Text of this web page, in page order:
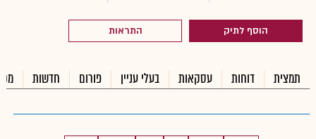
הוסף לתיק התראות
תמצית דוחות עסקאות בעלי עניין פורום חדשות